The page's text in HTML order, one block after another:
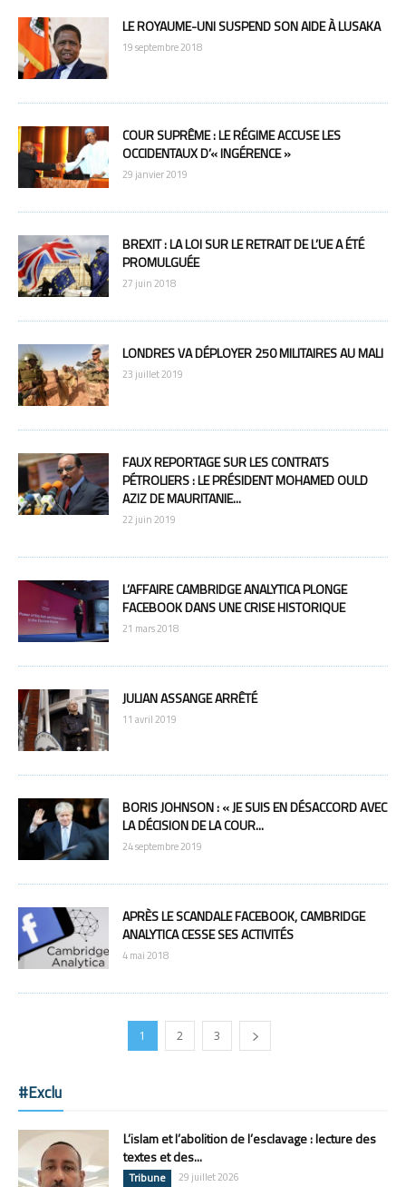
LE ROYAUME-UNI SUSPEND SON AIDE À LUSAKA
19 septembre 2018
COUR SUPRÊME : LE RÉGIME ACCUSE LES
OCCIDENTAUX D’« INGÉRENCE »
29 janvier 2019
BREXIT : LA LOI SUR LE RETRAIT DE L’UE A ÉTÉ
PROMULGUÉE
27 juin 2018
LONDRES VA DÉPLOYER 250 MILITAIRES AU MALI
23 juillet 2019
FAUX REPORTAGE SUR LES CONTRATS
PÉTROLIERS : LE PRÉSIDENT MOHAMED OULD
AZIZ DE MAURITANIE...
22 juin 2019
L’AFFAIRE CAMBRIDGE ANALYTICA PLONGE
FACEBOOK DANS UNE CRISE HISTORIQUE
21 mars 2018
JULIAN ASSANGE ARRÊTÉ
11 avril 2019
BORIS JOHNSON : « JE SUIS EN DÉSACCORD AVEC
LA DÉCISION DE LA COUR...
24 septembre 2019
APRÈS LE SCANDALE FACEBOOK, CAMBRIDGE
ANALYTICA CESSE SES ACTIVITÉS
4 mai 2018
1 2 3
#Exclu
L’islam et l’abolition de l’esclavage : lecture des
textes et des...
Tribune 29 juillet 2026